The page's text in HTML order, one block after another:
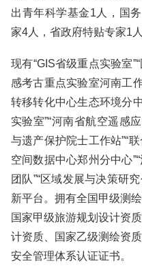
出青年科学基金1人，国
家4人，省政府特贴专家1
现有“GIS省级重点实验室
感考古重点实验室河南工
转移转化中心生态环境分
实验室”“河南省航空遥感
与遗产保护院士工作站”“
空间数据中心郑州分中心
团队”“区域发展与决策研
新平台。拥有全国甲级测
国家甲级旅游规划设计资
计资质、国家乙级测绘资
安全管理体系认证证书。